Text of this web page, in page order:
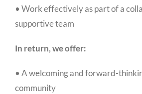
• Work effectively as part of a
supportive team
In return, we offer:
• A welcoming and forward-
community